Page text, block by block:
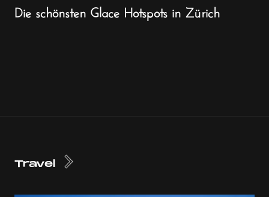
Die schönsten Glace Hotspots in Zürich
Travel